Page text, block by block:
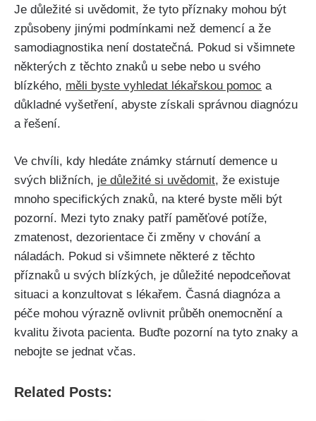
Je důležité si uvědomit, že tyto příznaky mohou být
způsobeny jinými podmínkami než demencí a že
samodiagnostika není dostatečná. Pokud si všimnete
některých z těchto znaků u sebe nebo u svého
blízkého, měli byste vyhledat lékařskou pomoc a
důkladné vyšetření, abyste získali správnou diagnózu
a řešení.
Ve chvíli, kdy hledáte známky stárnutí demence u
svých bližních, je důležité si uvědomit, že existuje
mnoho specifických znaků, na které byste měli být
pozorní. Mezi tyto znaky patří paměťové potíže,
zmatenost, dezorientace či změny v chování a
náladách. Pokud si všimnete některé z těchto
příznaků u svých blízkých, je důležité nepodceňovat
situaci a konzultovat s lékařem. Časná diagnóza a
péče mohou výrazně ovlivnit průběh onemocnění a
kvalitu života pacienta. Buďte pozorní na tyto znaky a
nebojte se jednat včas.
Related Posts: